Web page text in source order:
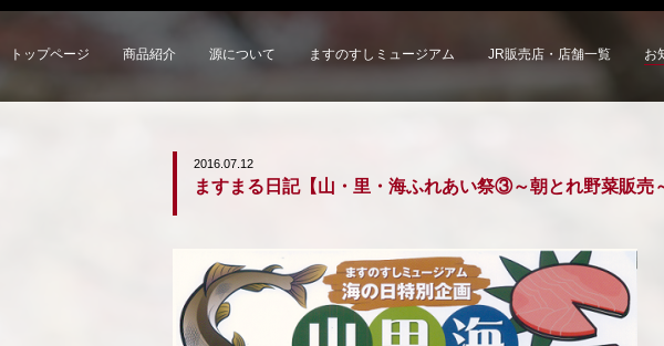
トップページ 商品紹介 源について ますのすしミュージアム JR販売店・店舗一覧 お
2016.07.12
ますまる日記【山・里・海ふれあい祭③～朝とれ野菜販売